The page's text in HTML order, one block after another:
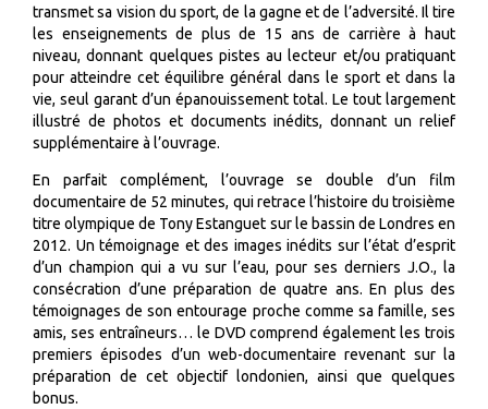
transmet sa vision du sport, de la gagne et de l’adversité. Il tire
les enseignements de plus de 15 ans de carrière à haut
niveau, donnant quelques pistes au lecteur et/ou pratiquant
pour atteindre cet équilibre général dans le sport et dans la
vie, seul garant d’un épanouissement total. Le tout largement
illustré de photos et documents inédits, donnant un relief
supplémentaire à l’ouvrage.
En parfait complément, l’ouvrage se double d’un film
documentaire de 52 minutes, qui retrace l’histoire du troisième
titre olympique de Tony Estanguet sur le bassin de Londres en
2012. Un témoignage et des images inédits sur l’état d’esprit
d’un champion qui a vu sur l’eau, pour ses derniers J.O., la
consécration d’une préparation de quatre ans. En plus des
témoignages de son entourage proche comme sa famille, ses
amis, ses entraîneurs… le DVD comprend également les trois
premiers épisodes d’un web-documentaire revenant sur la
préparation de cet objectif londonien, ainsi que quelques
bonus.